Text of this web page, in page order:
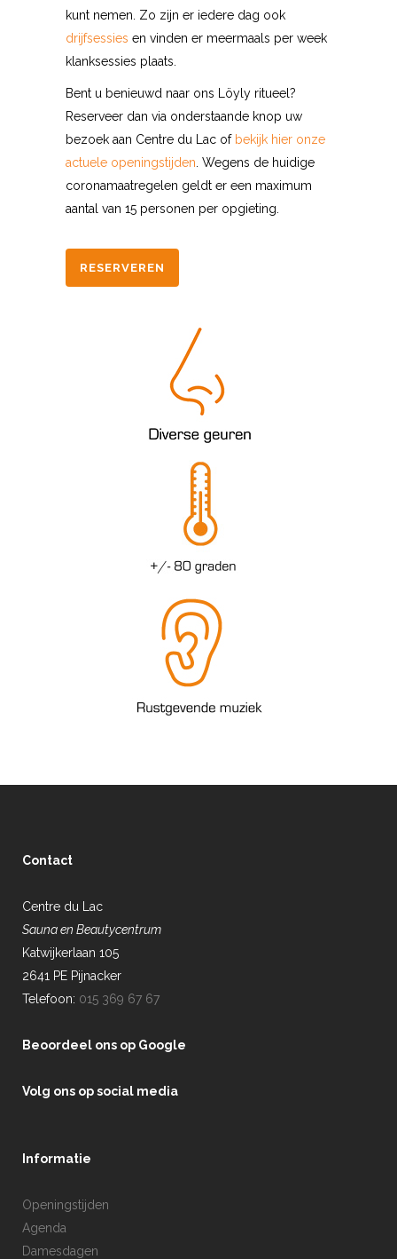
kunt nemen. Zo zijn er iedere dag ook
drijfsessies en vinden er meermaals per week
klanksessies plaats.
Bent u benieuwd naar ons Löyly ritueel?
Reserveer dan via onderstaande knop uw
bezoek aan Centre du Lac of bekijk hier onze
actuele openingstijden . Wegens de huidige
coronamaatregelen geldt er een maximum
aantal van 15 personen per opgieting.
RESERVEREN
Contact
Centre du Lac
Sauna en Beautycentrum
Katwijkerlaan 105
2641 PE Pijnacker
Telefoon: 015 369 67 67
Beoordeel ons op Google
Volg ons op social media
Informatie
Openingstijden
Agenda
Damesdagen